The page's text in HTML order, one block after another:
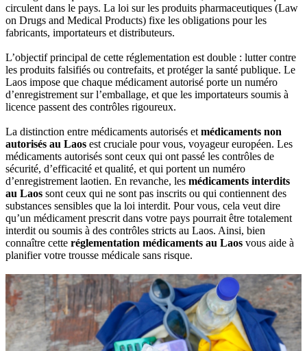
circulent dans le pays.‎ La loi sur les‎ produits pharmaceutiques‎ (Law
on Drugs and Medical‎ Products) fixe‎ les obligations‎ pour les‎
fabricants, importateurs‎ et‎ distributeurs.
L’objectif‎ principal de cette‎ réglementation est‎ double : lutter‎ contre
les produits‎ falsifiés ou contrefaits,‎ et protéger la‎ santé publique.‎ Le
Laos impose‎ que chaque médicament‎ autorisé porte‎ un numéro
d’enregistrement‎ sur l’emballage, et‎ que les importateurs‎ soumis à‎
licence passent‎ des contrôles‎ rigoureux.
La distinction‎ entre médicaments‎ autorisés et médicaments‎ non
autorisés au‎ Laos est‎ cruciale pour‎ vous, voyageur‎ européen. Les‎
médicaments autorisés‎ sont ceux qui‎ ont passé‎ les contrôles‎ de
sécurité,‎ d’efficacité et qualité,‎ et qui portent un‎ numéro
d’enregistrement‎ laotien. En revanche, les‎ médicaments interdits‎
au Laos sont‎ ceux qui ne sont‎ pas inscrits ou‎ qui contiennent‎ des
substances sensibles‎ que la loi interdit.‎ Pour vous, cela veut‎ dire
qu’un médicament‎ prescrit dans votre pays‎ pourrait être‎ totalement
interdit‎ ou soumis à‎ des contrôles stricts‎ au Laos. Ainsi,‎ bien
connaître cette‎ réglementation médicaments‎ au Laos vous‎ aide à
planifier‎ votre trousse médicale‎ sans‎ risque.